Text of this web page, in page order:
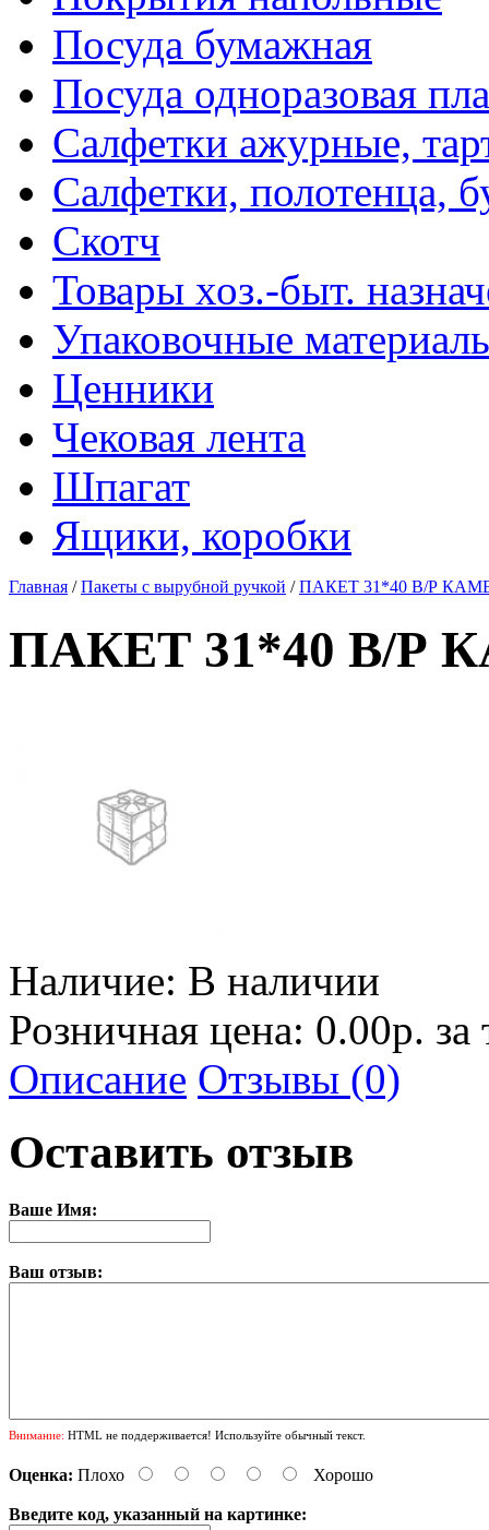
Посуда бумажная
Посуда одноразовая
Салфетки ажурные,
Салфетки, полотенца,
Скотч
Товары хоз.-быт.
Упаковочные
Ценники
Чековая лента
Шпагат
Ящики, коробки
Главная /Пакеты с вырубной ручкой /ПАКЕТ 31*40 В/Р
ПАКЕТ 31*40 В/Р
Наличие: В наличии
Розничная цена: 0.00р.
Описание Отзывы (0)
Оставить отзыв
Ваше Имя:
Ваш отзыв:
Внимание: HTML не поддерживается! Используйте обычный текст.
Оценка: Плохо Хорошо
Введите код, указанный на картинке: